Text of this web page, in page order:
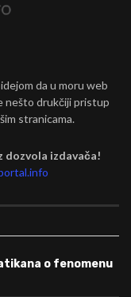
da u moru web
nešto drukčiji pristup
stranicama.
dozvola izdavača!
o fenomenu